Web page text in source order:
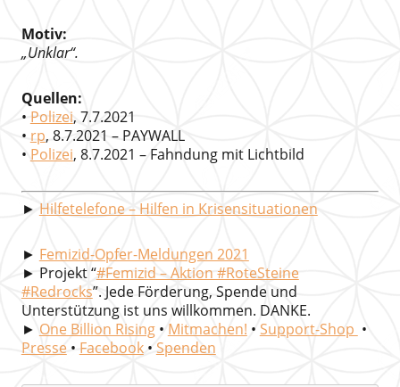
Motiv:
„Unklar“.
Quellen:
• Polizei, 7.7.2021
• rp, 8.7.2021 – PAYWALL
• Polizei, 8.7.2021 – Fahndung mit Lichtbild
► Hilfetelefone – Hilfen in Krisensituationen
► Femizid-Opfer-Meldungen 2021
► Projekt “#Femizid – Aktion #RoteSteine
#Redrocks”. Jede Förderung, Spende und
Unterstützung ist uns willkommen. DANKE.
► One Billion Rising• Mitmachen! • Support-Shop •
Presse • Facebook• Spenden